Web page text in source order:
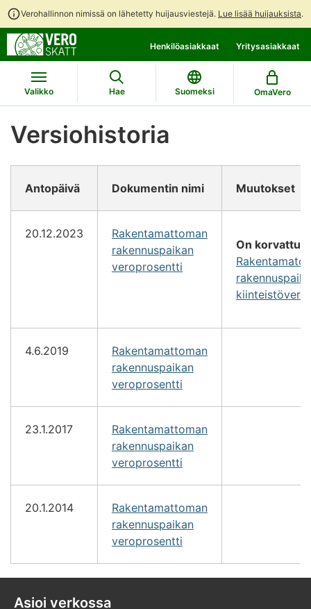
Verohallinnon nimissä on lähetetty huijausviestejä. Lue lisää huijauksista.
suoraan
sisältöön
koko
sivuston
hakuun
Henkilöasiakkaat Yritysasiakkaat
Valikko Hae Suomeksi OmaVero
Versiohistoria
Antopäivä Dokumentin nimi Muutokset
20.12.2023
Rakentamattoman
rakennuspaikan
veroprosentti
On korvattu
Rakentamaton
4.6.2019
Rakentamattoman
rakennuspaikan
veroprosentti
23.1.2017
Rakentamattoman
rakennuspaikan
veroprosentti
20.1.2014
Rakentamattoman
rakennuspaikan
veroprosentti
Asioi verkossa